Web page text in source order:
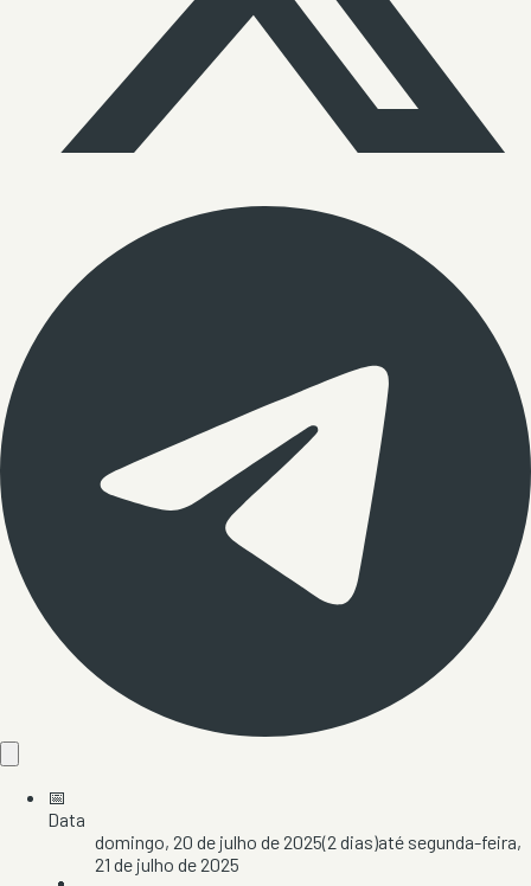
📅
Data
domingo, 20 de julho de 2025(2 dias)até segunda-feira,
21 de julho de 2025